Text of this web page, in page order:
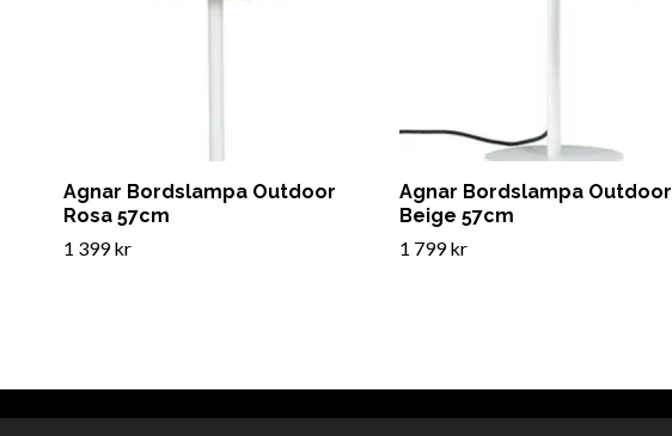
Agnar Bordslampa Outdoor
Rosa 57cm
1 399 kr
Agnar Bordslampa Outdoor
Beige 57cm
1 799 kr